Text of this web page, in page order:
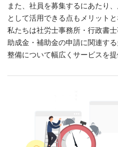
また、社員を募集するにあたり
として活用できる点もメリットと
私たちは社労士事務所・行政書
助成金・補助金の申請に関連す
整備について幅広くサービスを提